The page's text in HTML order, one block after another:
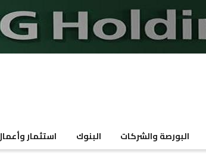
البورصة والشركات البنوك استثمار